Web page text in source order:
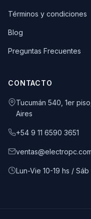
Términos y condiciones
Blog
Preguntas Frecuentes
CONTACTO
Tucumán 540, 1er
Aires
+54 9 11 6590 3651
Lun-Vie 10-19 hs / Sáb